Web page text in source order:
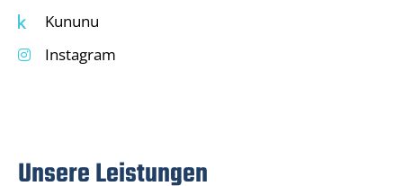
Kununu
Instagram
Unsere Leistungen